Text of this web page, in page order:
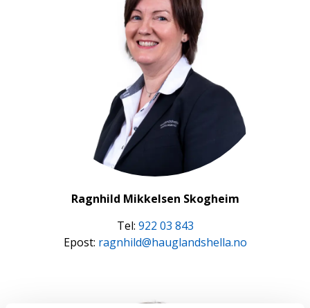
Ragnhild Mikkelsen Skogheim
Tel: 922 03 843
Epost: ragnhild@hauglandshella.no